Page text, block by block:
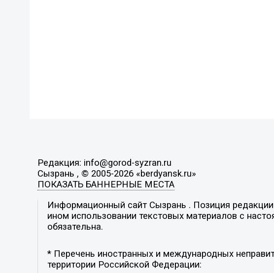
Редакция: info@gorod-syzran.ru
Сызрань , © 2005-2026 «berdyansk.ru»
ПОКАЗАТЬ БАННЕРНЫЕ МЕСТА
Информационный сайт Сызрань . Позиция редакции
ином использовании текстовых материалов с
обязательна.
* Перечень иностранных и международных
территории Российской Федерации: